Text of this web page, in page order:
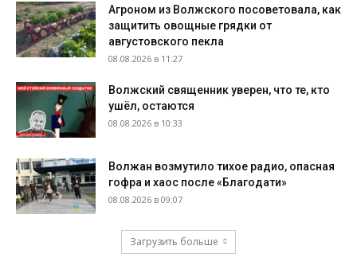
Агроном из Волжского посоветовала, как
защитить овощные грядки от
августовского пекла
08.08.2026 в 11:27
Волжский священник уверен, что те, кто
ушёл, остаются
08.08.2026 в 10:33
Волжан возмутило тихое радио, опасная
гофра и хаос после «Благодати»
08.08.2026 в 09:07
Загрузить больше